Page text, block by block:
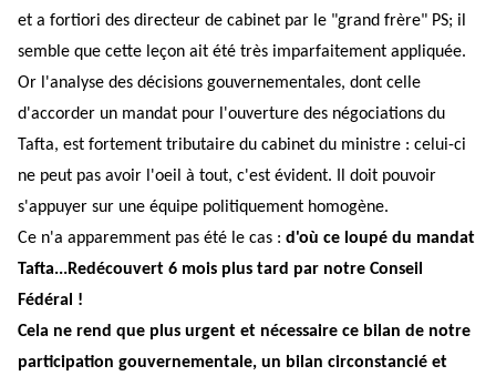
et a fortiori des directeur de cabinet par le "grand frère" PS; il
semble que cette leçon ait été très imparfaitement appliquée.
Or l'analyse des décisions gouvernementales, dont celle
d'accorder un mandat pour l'ouverture des négociations du
Tafta, est fortement tributaire du cabinet du ministre : celui-ci
ne peut pas avoir l'oeil à tout, c'est évident. Il doit pouvoir
s'appuyer sur une équipe politiquement homogène.
Ce n'a apparemment pas été le cas : d'où ce loupé du mandat
Tafta...Redécouvert 6 mois plus tard par notre Conseil
Fédéral !
Cela ne rend que plus urgent et nécessaire ce bilan de notre
participation gouvernementale, un bilan circonstancié et